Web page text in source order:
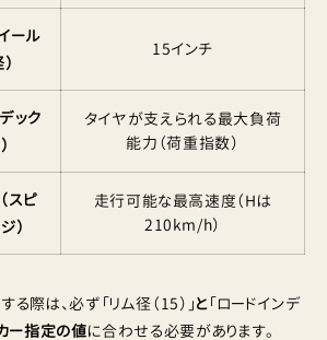
ール
15インチ
ック
タイヤが支えられる最大負荷
能力（荷重指数）
スピ
）
走行可能な最高速度（Hは
210km/h）
る際は、必ず「リム径（15）」と「ロードインデ
ー指定の値に合わせる必要があります。